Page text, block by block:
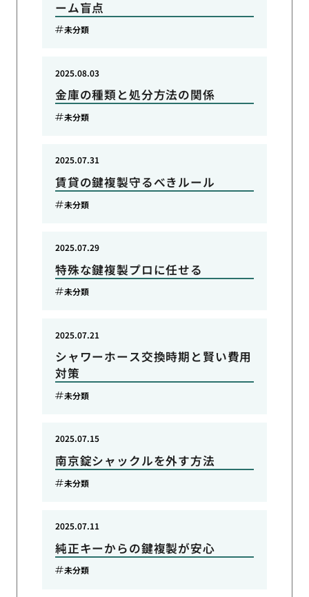
ーム盲点
未分類
金庫の種類と処分方法の関係
2025.08.03
未分類
賃貸の鍵複製守るべきルール
2025.07.31
未分類
特殊な鍵複製プロに任せる
2025.07.29
未分類
シャワーホース交換時期と賢い費用
対策
2025.07.21
未分類
南京錠シャックルを外す方法
2025.07.15
未分類
純正キーからの鍵複製が安心
2025.07.11
未分類